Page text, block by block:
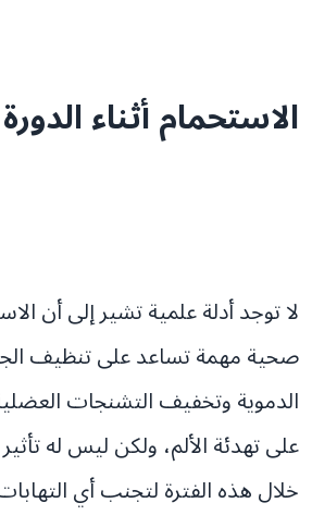
الاستحمام أثناء
لا توجد أدلة علمية تشير إلى أن
صحية مهمة تساعد على تنظيف
الدموية وتخفيف التشنجات
على تهدئة الألم، ولكن ليس له
خلال هذه الفترة لتجنب أي